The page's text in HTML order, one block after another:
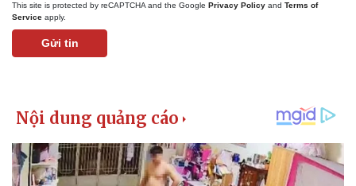
Chứng khoán
This site is protected by reCAPTCHA and the Google Privacy Policy and Terms of
Service apply.
Gửi tin